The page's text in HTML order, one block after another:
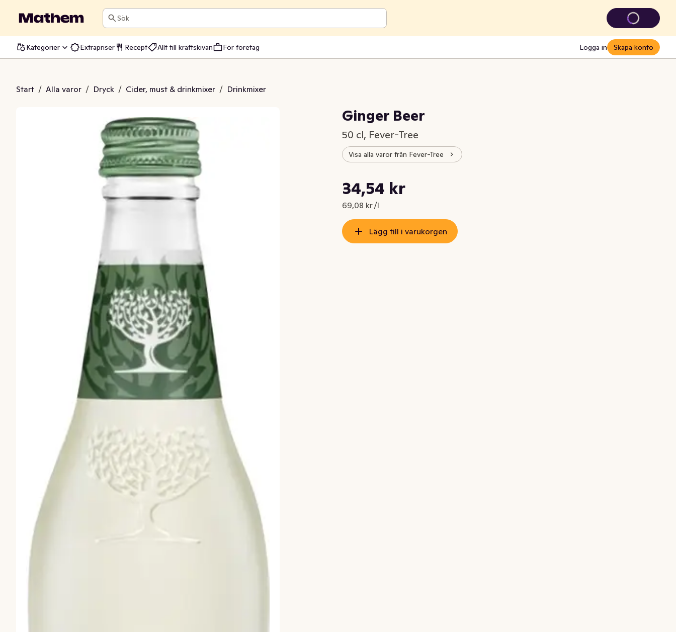
Sök
Kategorier Extrapriser Recept Allt till kräftskivan För företag Logga in Skapa konto
Start / Alla varor / Dryck / Cider, must & drinkmixer / Drinkmixer
Beer
Ginger Beer
50 cl, Fever-Tree
Visa alla varor från Fever-Tree
Nuvarande pris är: 34,54 kr
34,54 kr
69,08 kr /l
Styckpris: 69,08 kr /l
Lägg till i varukorgen